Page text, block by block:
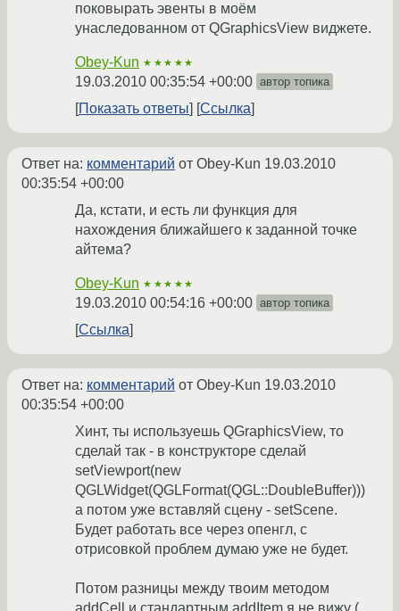
поковырать эвенты в моём
унаследованном от QGraphicsView виджете.
Obey-Kun ★★★★★
19.03.2010 00:35:54 +00:00 автор топика
Показать ответы Ссылка
Ответ на: комментарий от Obey-Kun 19.03.2010
00:35:54 +00:00
Да, кстати, и есть ли функция для
нахождения ближайшего к заданной точке
айтема?
Obey-Kun ★★★★★
19.03.2010 00:54:16 +00:00 автор топика
Ссылка
Ответ на: комментарий от Obey-Kun 19.03.2010
00:35:54 +00:00
Хинт, ты используешь QGraphicsView, то
сделай так - в конструкторе сделай
setViewport(new
QGLWidget(QGLFormat(QGL::DoubleBuffer)))
а потом уже вставляй сцену - setScene.
Будет работать все через опенгл, с
отрисовкой проблем думаю уже не будет.
Потом разницы между твоим методом